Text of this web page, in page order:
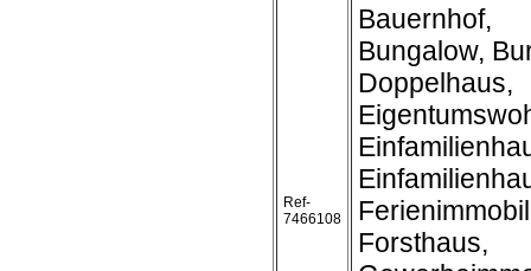
Ref-
7466108
Bauernhof,
Bungalow,
Doppelhaus,
Forsthaus,